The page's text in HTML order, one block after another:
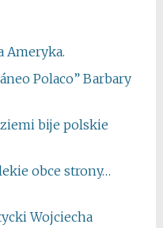
Ameryka.
Polaco” Barbary
bije polskie
obce strony…
Wojciecha